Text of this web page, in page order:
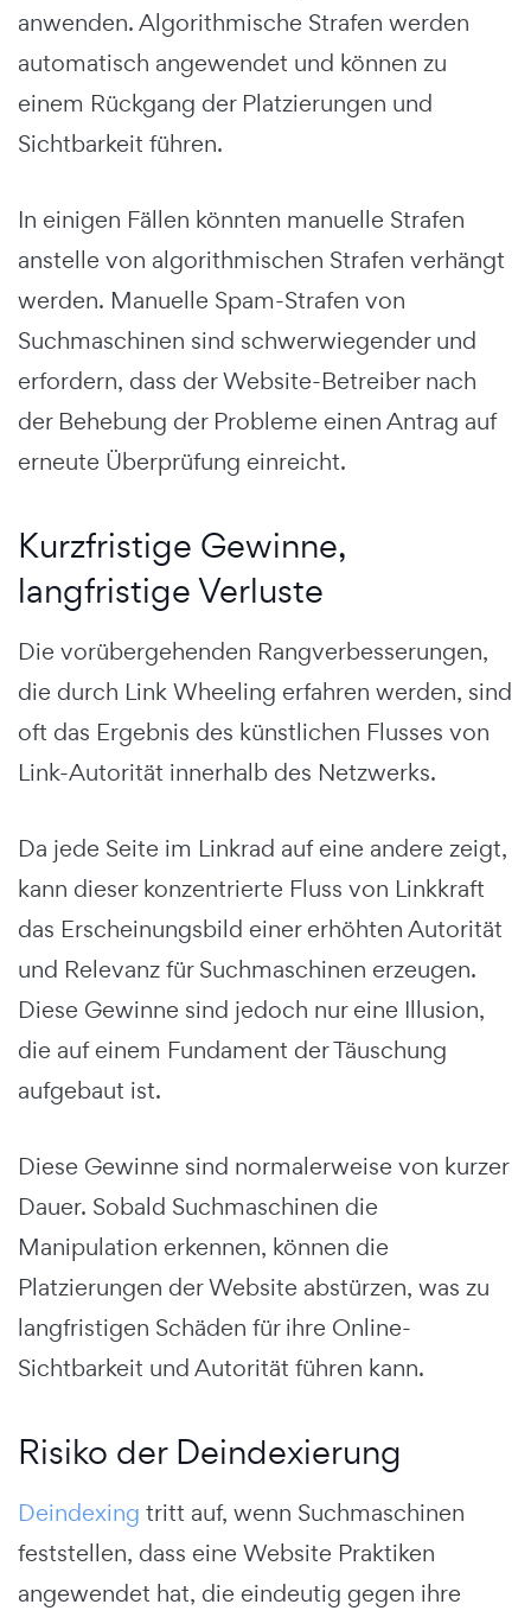
anwenden. Algorithmische Strafen werden
automatisch angewendet und können zu
einem Rückgang der Platzierungen und
Sichtbarkeit führen.
In einigen Fällen könnten manuelle Strafen
anstelle von algorithmischen Strafen verhängt
werden. Manuelle Spam-Strafen von
Suchmaschinen sind schwerwiegender und
erfordern, dass der Website-Betreiber nach
der Behebung der Probleme einen Antrag auf
erneute Überprüfung einreicht.
Kurzfristige Gewinne,
langfristige Verluste
Die vorübergehenden Rangverbesserungen,
die durch Link Wheeling erfahren werden, sind
oft das Ergebnis des künstlichen Flusses von
Link-Autorität innerhalb des Netzwerks.
Da jede Seite im Linkrad auf eine andere zeigt,
kann dieser konzentrierte Fluss von Linkkraft
das Erscheinungsbild einer erhöhten Autorität
und Relevanz für Suchmaschinen erzeugen.
Diese Gewinne sind jedoch nur eine Illusion,
die auf einem Fundament der Täuschung
aufgebaut ist.
Diese Gewinne sind normalerweise von kurzer
Dauer. Sobald Suchmaschinen die
Manipulation erkennen, können die
Platzierungen der Website abstürzen, was zu
langfristigen Schäden für ihre Online-
Sichtbarkeit und Autorität führen kann.
Risiko der Deindexierung
Deindexing tritt auf, wenn Suchmaschinen
feststellen, dass eine Website Praktiken
angewendet hat, die eindeutig gegen ihre